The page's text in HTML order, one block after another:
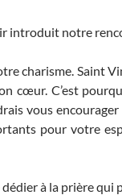
introduit notre
charisme. Saint
cœur. C’est
vous
pour votre
à la prière qui